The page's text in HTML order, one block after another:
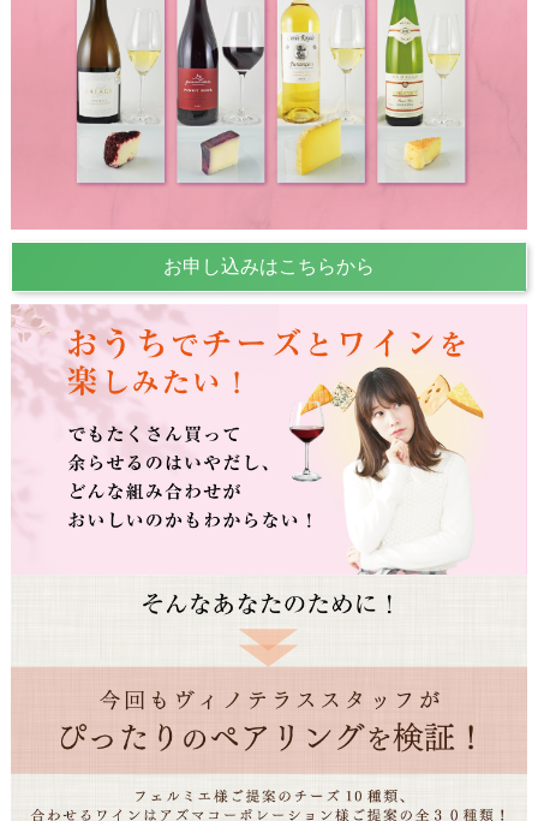
お申し込みはこちらから